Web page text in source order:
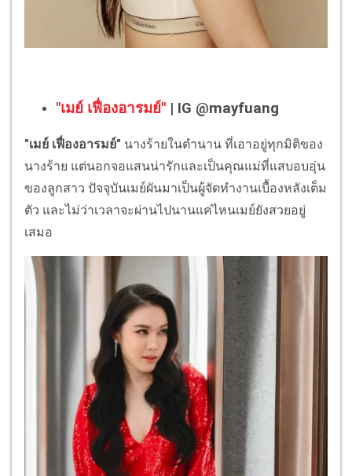
"เมย์ เฟื่องอารมย์" | IG @mayfuang
"เมย์ เฟื่องอารมย์" นางร้ายในตำนาน ที่เอาอยู่ทุกมิติของ
นางร้าย แต่นอกจอแสนน่ารักและเป็นคุณแม่ที่แสบอบอุ่น
ของลูกสาว ปัจจุบันเมย์ผันมาเป็นผู้จัดทำงานเบื้องหลังเต็ม
ตัว และไม่ว่าเวลาจะผ่านไปนานแค่ไหนเมย์ยังสวยอยู่
เสมอ